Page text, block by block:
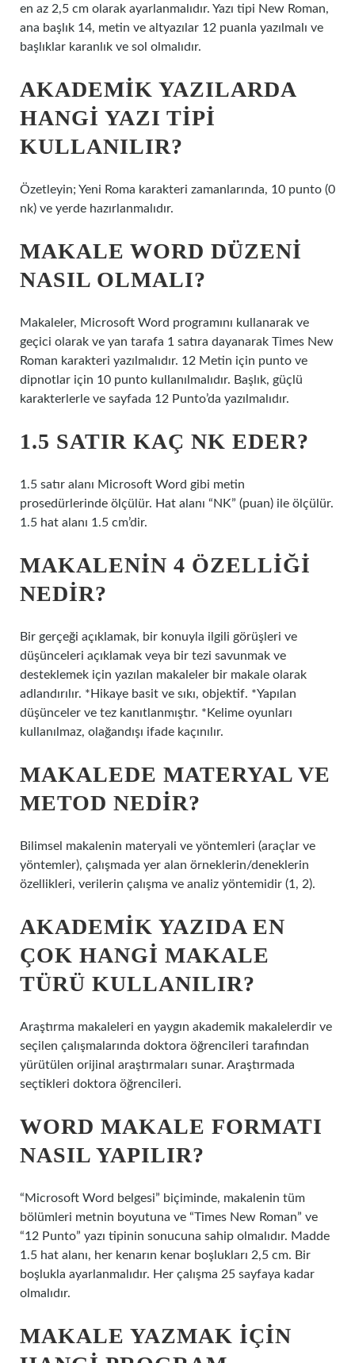
en az 2,5 cm olarak ayarlanmalıdır. Yazı tipi New Roman,
ana başlık 14, metin ve altyazılar 12 puanla yazılmalı ve
başlıklar karanlık ve sol olmalıdır.
AKADEMIK YAZILARDA
HANGI YAZI TIPI
KULLANILIR?
Özetleyin; Yeni Roma karakteri zamanlarında, 10 punto (0
nk) ve yerde hazırlanmalıdır.
MAKALE WORD DÜZENI
NASIL OLMALI?
Makaleler, Microsoft Word programını kullanarak ve
geçici olarak ve yan tarafa 1 satıra dayanarak Times New
Roman karakteri yazılmalıdır. 12 Metin için punto ve
dipnotlar için 10 punto kullanılmalıdır. Başlık, güçlü
karakterlerle ve sayfada 12 Punto’da yazılmalıdır.
1.5 SATIR KAÇ NK EDER?
1.5 satır alanı Microsoft Word gibi metin
prosedürlerinde ölçülür. Hat alanı “NK” (puan) ile ölçülür.
1.5 hat alanı 1.5 cm’dir.
MAKALENIN 4 ÖZELLIĞI
NEDIR?
Bir gerçeği açıklamak, bir konuyla ilgili görüşleri ve
düşünceleri açıklamak veya bir tezi savunmak ve
desteklemek için yazılan makaleler bir makale olarak
adlandırılır. *Hikaye basit ve sıkı, objektif. *Yapılan
düşünceler ve tez kanıtlanmıştır. *Kelime oyunları
kullanılmaz, olağandışı ifade kaçınılır.
MAKALEDE MATERYAL VE
METOD NEDIR?
Bilimsel makalenin materyali ve yöntemleri (araçlar ve
yöntemler), çalışmada yer alan örneklerin/deneklerin
özellikleri, verilerin çalışma ve analiz yöntemidir (1, 2).
AKADEMIK YAZIDA EN
ÇOK HANGI MAKALE
TÜRÜ KULLANILIR?
Araştırma makaleleri en yaygın akademik makalelerdir ve
seçilen çalışmalarında doktora öğrencileri tarafından
yürütülen orijinal araştırmaları sunar. Araştırmada
seçtikleri doktora öğrencileri.
WORD MAKALE FORMATI
NASIL YAPILIR?
“Microsoft Word belgesi” biçiminde, makalenin tüm
bölümleri metnin boyutuna ve “Times New Roman” ve
“12 Punto” yazı tipinin sonucuna sahip olmalıdır. Madde
1.5 hat alanı, her kenarın kenar boşlukları 2,5 cm. Bir
boşlukla ayarlanmalıdır. Her çalışma 25 sayfaya kadar
olmalıdır.
MAKALE YAZMAK IÇIN